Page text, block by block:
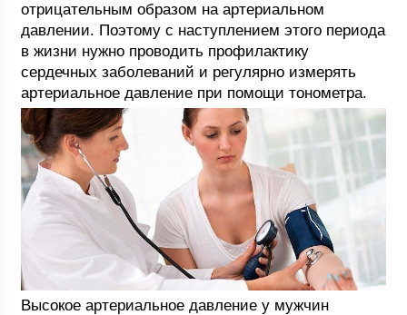
отрицательным образом на артериальном
давлении. Поэтому с наступлением этого периода
в жизни нужно проводить профилактику
сердечных заболеваний и регулярно измерять
артериальное давление при помощи тонометра.
Высокое артериальное давление у мужчин